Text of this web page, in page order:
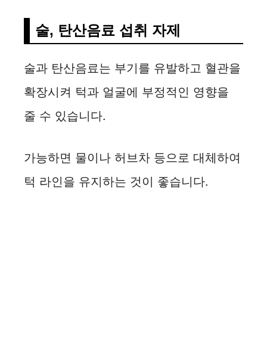
술, 탄산음료 섭취 자제
술과 탄산음료는 부기를 유발하고 혈관을
확장시켜 턱과 얼굴에 부정적인 영향을
줄 수 있습니다.
가능하면 물이나 허브차 등으로 대체하여
턱 라인을 유지하는 것이 좋습니다.